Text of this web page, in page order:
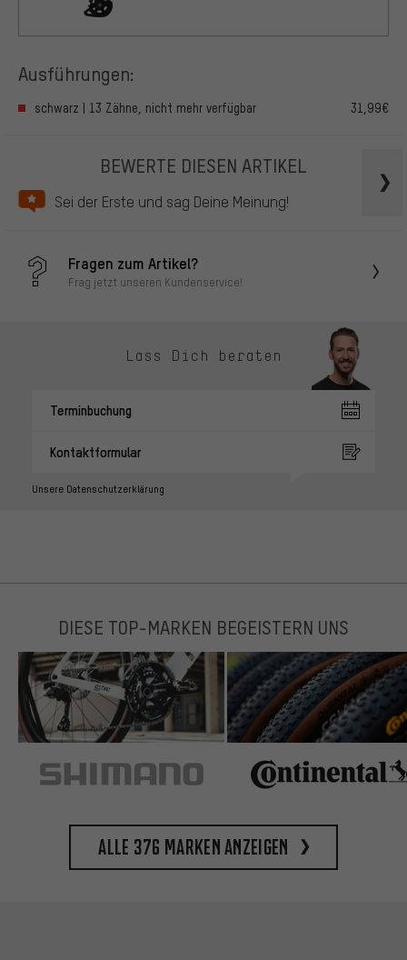
Ausführungen:
schwarz | 13 Zähne, nicht mehr verfügbar 31,99€
BEWERTE DIESEN ARTIKEL
Sei der Erste und sag Deine Meinung!
Fragen zum Artikel?
Frag jetzt unseren Kundenservice!
Lass Dich beraten
Terminbuchung
Kontaktformular
Unsere Datenschutzerklärung
DIESE TOP-MARKEN BEGEISTERN UNS
Alle 376 Marken anzeigen